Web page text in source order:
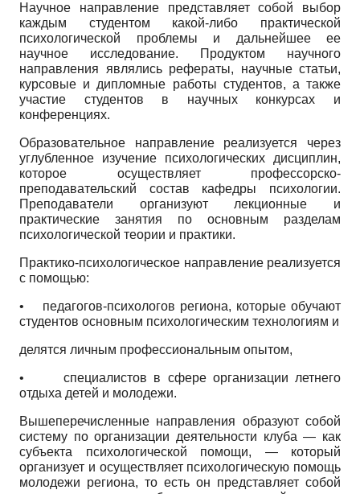
Научное направление представляет собой выбор
каждым студентом какой-либо практической
психологической проблемы и дальнейшее ее
научное исследование. Продуктом научного
направления являлись рефераты, научные статьи,
курсовые и дипломные работы студентов, а также
участие студентов в научных конкурсах и
конференциях.
Образовательное направление реализуется через
углубленное изучение психологических дисциплин,
которое осуществляет профессорско-
преподавательский состав кафедры психологии.
Преподаватели организуют лекционные и
практические занятия по основным разделам
психологической теории и практики.
Практико-психологическое направление реализуется
с помощью:
• педагогов-психологов региона, которые обучают
студентов основным психологическим технологиям и
делятся личным профессиональным опытом,
•специалистов в сфере организации летнего
отдыха детей и молодежи.
Вышеперечисленные направления образуют собой
систему по организации деятельности клуба — как
субъекта психологической помощи, — который
организует и осуществляет психологическую помощь
молодежи региона, то есть он представляет собой